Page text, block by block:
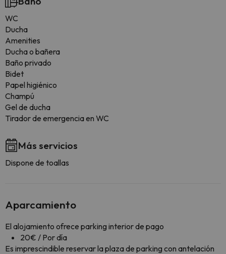
WC
Ducha
Amenities
Ducha o bañera
Baño privado
Bidet
Papel higiénico
Champú
Gel de ducha
Tirador de emergencia en WC
Más servicios
Dispone de toallas
Aparcamiento
El alojamiento ofrece parking interior de pago
20€ / Por día
Es imprescindible reservar la plaza de parking con antelación